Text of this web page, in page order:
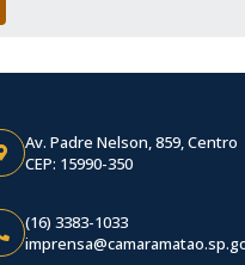
Av. Padre Nelson, 859, Centro
CEP: 15990-350
(16) 3383-1033